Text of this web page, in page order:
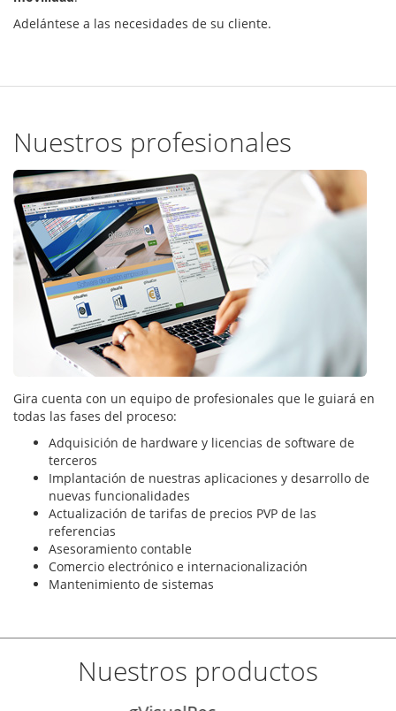
Adelántese a las necesidades de su cliente.
Nuestros profesionales
Gira cuenta con un equipo de profesionales que le guiará en
todas las fases del proceso:
Adquisición de hardware y licencias de software de
terceros
Implantación de nuestras aplicaciones y desarrollo de
nuevas funcionalidades
Actualización de tarifas de precios PVP de las
referencias
Asesoramiento contable
Comercio electrónico e internacionalización
Mantenimiento de sistemas
Nuestros productos